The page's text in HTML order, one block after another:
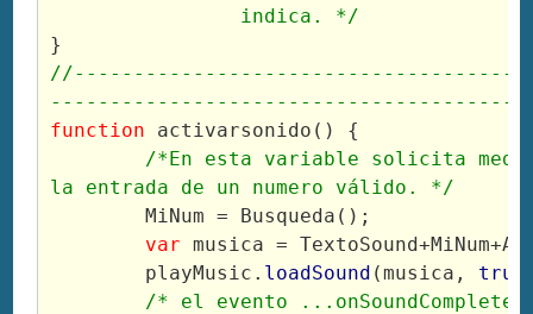
		indica. */
}
function activarsonido() {
/*En esta variable solicita
la entrada de un numero válido. */
	MiNum = Busqueda();
var musica =
	playMusic.
loadSound (musica, true
/* el evento